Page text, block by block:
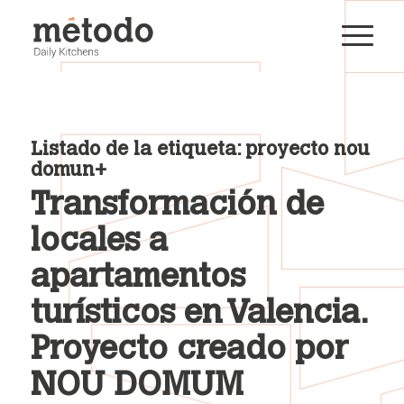
Listado de la etiqueta: proyecto nou
domun+
Transformación de
locales a
apartamentos
turísticos en Valencia.
Proyecto creado por
NOU DOMUM